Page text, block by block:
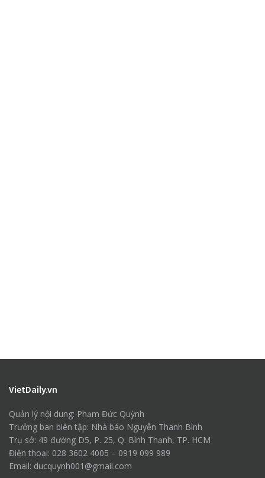
VietDaily.vn
Quản lý nội dung: Phạm Đức Quỳnh
Trưởng ban biên tập: Nhà báo Nguyễn Thanh Bình
Trụ sở: 49 đường D5, P. 25, Q. Bình Thạnh, TP. HCM
Điện thoại: 028 3602 4005 – 0919 099 989
Email: ducquynh001@gmail.com